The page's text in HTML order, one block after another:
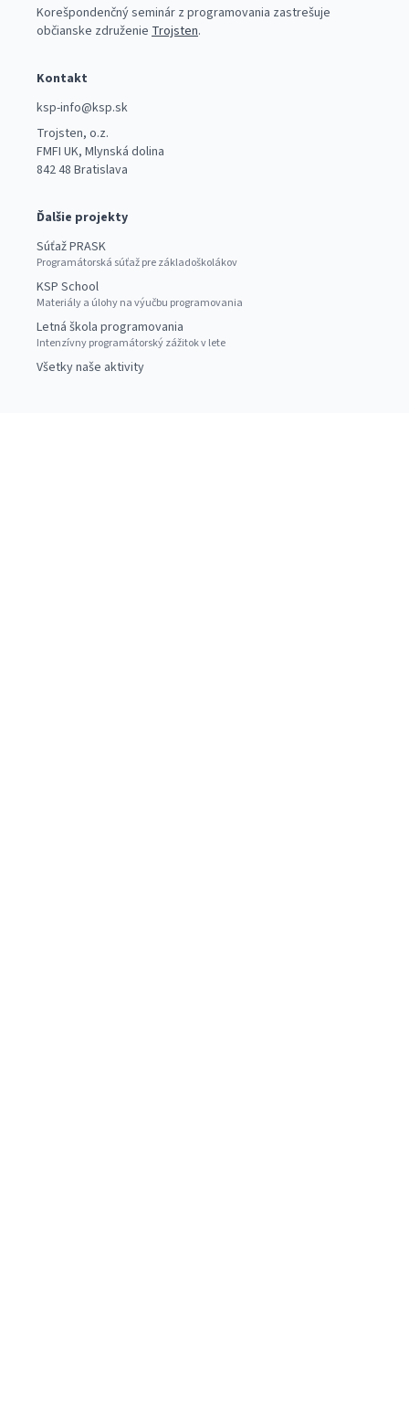
Korešpondenčný seminár z programovania zastrešuje
občianske združenie Trojsten.
Kontakt
ksp-info@ksp.sk
Trojsten, o.z.
FMFI UK, Mlynská dolina
842 48 Bratislava
Ďalšie projekty
Súťaž PRASK
Programátorská súťaž pre základoškolákov
KSP School
Materiály a úlohy na výučbu programovania
Letná škola programovania
Intenzívny programátorský zážitok v lete
Všetky naše aktivity